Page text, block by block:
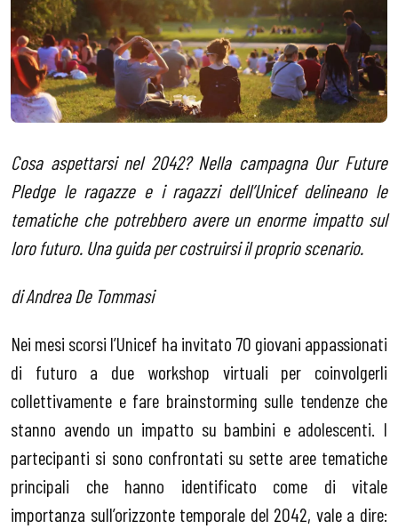
Cosa aspettarsi nel 2042? Nella campagna Our Future
Pledge le ragazze e i ragazzi dell’Unicef delineano le
tematiche che potrebbero avere un enorme impatto sul
loro futuro. Una guida per costruirsi il proprio scenario.
di Andrea De Tommasi
Nei mesi scorsi l’Unicef ha invitato 70 giovani appassionati
di futuro a due workshop virtuali per coinvolgerli
collettivamente e fare brainstorming sulle tendenze che
stanno avendo un impatto su bambini e adolescenti. I
partecipanti si sono confrontati su sette aree tematiche
principali che hanno identificato come di vitale
importanza sull’orizzonte temporale del 2042, vale a dire: